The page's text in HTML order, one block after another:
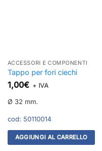
ACCESSORI E COMPONENTI
Tappo per fori ciechi
1,00€ + IVA
Ø 32 mm.
cod: 50110014
AGGIUNGI AL CARRELLO